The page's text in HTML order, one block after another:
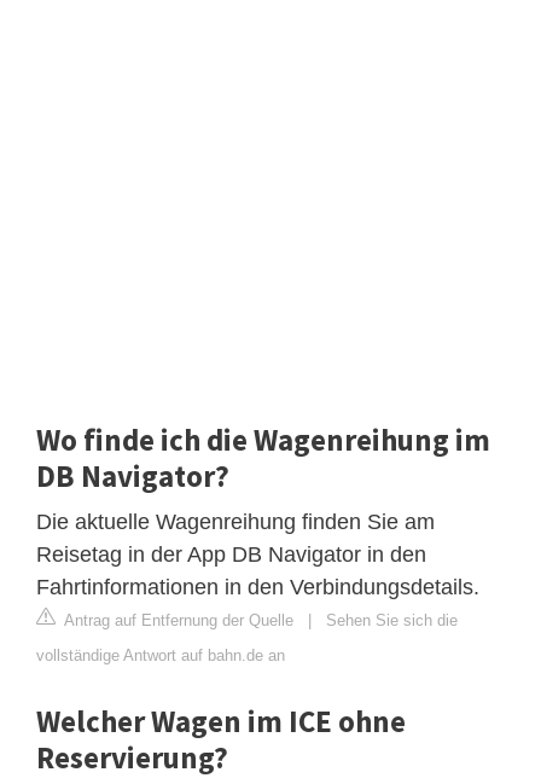
Wo finde ich die Wagenreihung im
DB Navigator?
Die aktuelle Wagenreihung finden Sie am
Reisetag in der App DB Navigator in den
Fahrtinformationen in den Verbindungsdetails.
Antrag auf Entfernung der Quelle | Sehen Sie sich die
vollständige Antwort auf bahn.de an
Welcher Wagen im ICE ohne
Reservierung?